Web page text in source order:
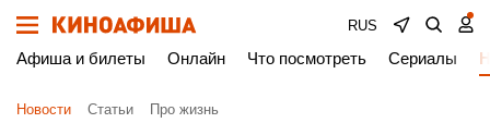
RUS
Афиша и билеты Онлайн Что посмотреть Сериалы
Новости Статьи Про жизнь